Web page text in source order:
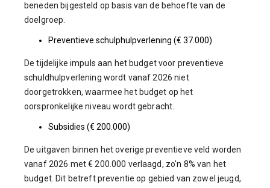
beneden bijgesteld op basis van de behoefte van de
doelgroep.
Preventieve schulphulpverlening (€ 37.000)
De tijdelijke impuls aan het budget voor preventieve
schuldhulpverlening wordt vanaf 2026 niet
doorgetrokken, waarmee het budget op het
oorspronkelijke niveau wordt gebracht.
Subsidies (€ 200.000)
De uitgaven binnen het overige preventieve veld worden
vanaf 2026 met € 200.000 verlaagd, zo'n 8% van het
budget. Dit betreft preventie op gebied van zowel jeugd,